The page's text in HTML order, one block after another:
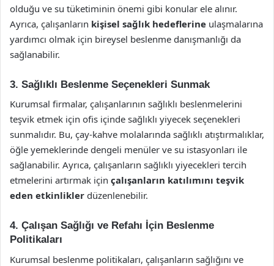
olduğu ve su tüketiminin önemi gibi konular ele alınır.
Ayrıca, çalışanların kişisel sağlık hedeflerine ulaşmalarına
yardımcı olmak için bireysel beslenme danışmanlığı da
sağlanabilir.
3. Sağlıklı Beslenme Seçenekleri Sunmak
Kurumsal firmalar, çalışanlarının sağlıklı beslenmelerini
teşvik etmek için ofis içinde sağlıklı yiyecek seçenekleri
sunmalıdır. Bu, çay-kahve molalarında sağlıklı atıştırmalıklar,
öğle yemeklerinde dengeli menüler ve su istasyonları ile
sağlanabilir. Ayrıca, çalışanların sağlıklı yiyecekleri tercih
etmelerini artırmak için çalışanların katılımını teşvik
eden etkinlikler düzenlenebilir.
4. Çalışan Sağlığı ve Refahı İçin Beslenme
Politikaları
Kurumsal beslenme politikaları, çalışanların sağlığını ve